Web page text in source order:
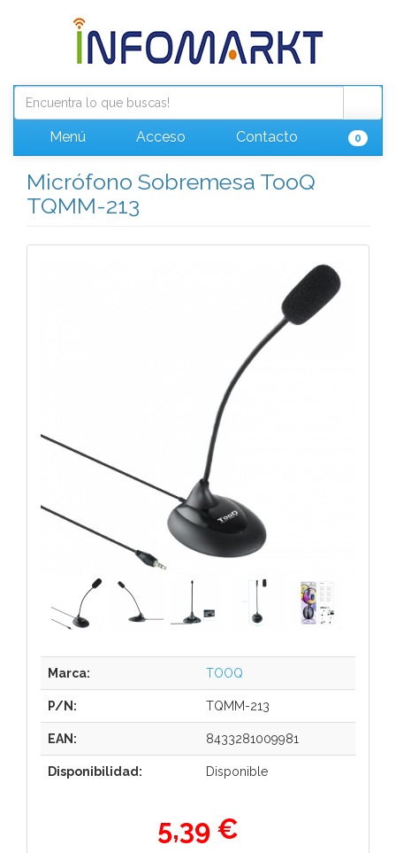
Menú Acceso Contacto 0
Micrófono Sobremesa TooQ
TQMM-213
Marca: TOOQ
P/N: TQMM-213
EAN: 8433281009981
Disponibilidad: Disponible
5,39 €